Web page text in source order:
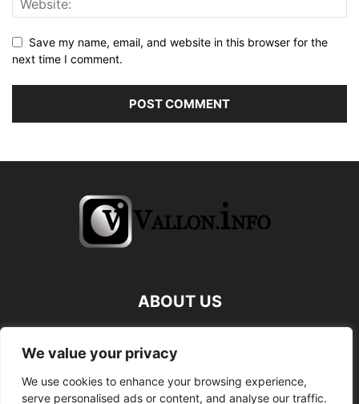
We value your privacy
We use cookies to enhance your browsing experience,
serve personalised ads or content, and analyse our traffic.
Save my name, email, and website in this browser for the
next time I comment.
ABOUT US
FOLLOW US